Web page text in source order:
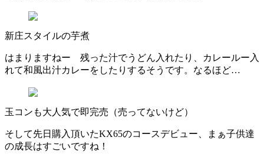
新庄スタイルの芋煮
はまりますねー 残った汁でうどん入れたり、カレールー入
れて和風出汁カレーをしたりするそうです。なるほど…
玉コンも大人気で即完売（売ってないけど）
そして先日購入頂いたKX65のコースデビュー、まぁ子供達
の成長はすごいですね！